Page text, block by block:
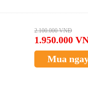
2.100.000 VNĐ
1.950.000
Mua